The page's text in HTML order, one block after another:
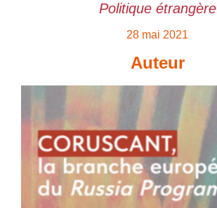
Politique étrangère
28 mai 2021
Auteur